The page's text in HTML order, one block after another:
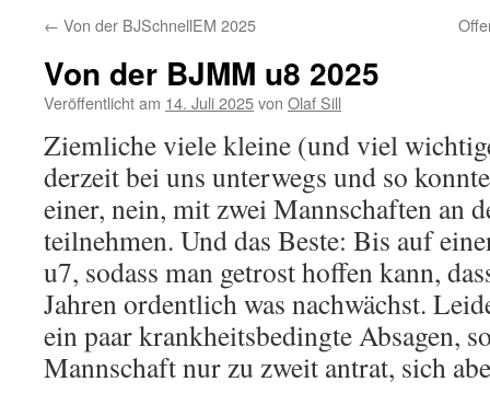
← Von der BJSchnellEM 2025
Von der BJMM u8 2025
Veröffentlicht am 14. Juli 2025von Olaf Sill
Ziemliche viele kleine (und viel
derzeit bei uns unterwegs und so
einer, nein, mit zwei Mannschaften an
teilnehmen. Und das Beste: Bis auf
u7, sodass man getrost hoffen kann,
Jahren ordentlich was nachwächst.
ein paar krankheitsbedingte Absagen,
Mannschaft nur zu zweit antrat, sich